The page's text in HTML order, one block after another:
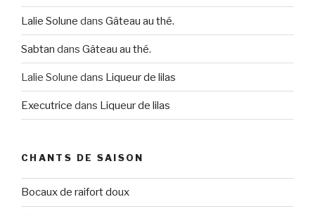
Lalie Solune dans Gâteau au thé.
Sabtan dans Gâteau au thé.
Lalie Solune dans Liqueur de lilas
Executrice dans Liqueur de lilas
CHANTS DE SAISON
Bocaux de raifort doux